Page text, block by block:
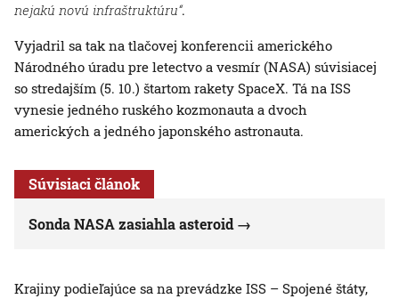
nejakú novú infraštruktúru“.
Vyjadril sa tak na tlačovej konferencii amerického
Národného úradu pre letectvo a vesmír (NASA) súvisiacej
so stredajším (5. 10.) štartom rakety SpaceX. Tá na ISS
vynesie jedného ruského kozmonauta a dvoch
amerických a jedného japonského astronauta.
Súvisiaci článok
Sonda NASA zasiahla asteroid
Krajiny podieľajúce sa na prevádzke ISS – Spojené štáty,